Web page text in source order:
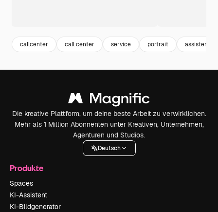
callcenter call center service portrait assistent
Die kreative Plattform, um deine beste Arbeit zu verwirklichen.
Mehr als 1 Million Abonnenten unter Kreativen, Unternehmen,
Agenturen und Studios.
Deutsch
Produkte
Spaces
KI-Assistent
KI-Bildgenerator